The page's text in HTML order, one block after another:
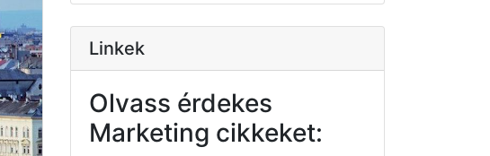
Linkek
Olvass érdekes
Marketing cikkeket: